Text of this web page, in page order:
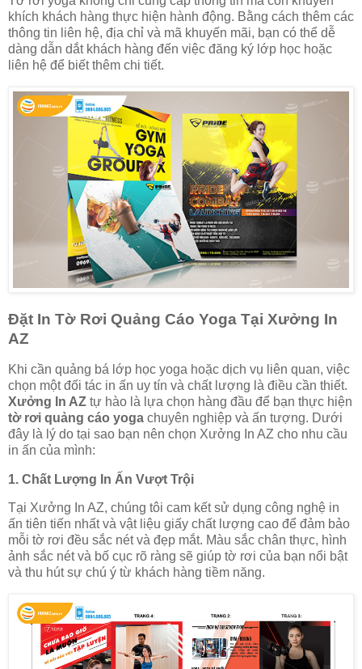
khích khách hàng thực hiện hành động. Bằng cách thêm các
thông tin liên hệ, địa chỉ và mã khuyến mãi, bạn có thể dễ
dàng dẫn dắt khách hàng đến việc đăng ký lớp học hoặc
liên hệ để biết thêm chi tiết.
Đặt In Tờ Rơi Quảng Cáo Yoga Tại Xưởng In
AZ
Khi cần quảng bá lớp học yoga hoặc dịch vụ liên quan, việc
chọn một đối tác in ấn uy tín và chất lượng là điều cần thiết.
Xưởng In AZ tự hào là lựa chọn hàng đầu để bạn thực hiện
tờ rơi quảng cáo yoga chuyên nghiệp và ấn tượng. Dưới
đây là lý do tại sao bạn nên chọn Xưởng In AZ cho nhu cầu
in ấn của mình:
1. Chất Lượng In Ấn Vượt Trội
Tại Xưởng In AZ, chúng tôi cam kết sử dụng công nghệ in
ấn tiên tiến nhất và vật liệu giấy chất lượng cao để đảm bảo
mỗi tờ rơi đều sắc nét và đẹp mắt. Màu sắc chân thực, hình
ảnh sắc nét và bố cục rõ ràng sẽ giúp tờ rơi của bạn nổi bật
và thu hút sự chú ý từ khách hàng tiềm năng.